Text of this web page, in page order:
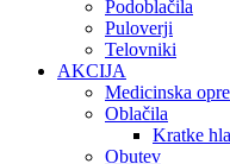
Podoblačila
Puloverji
Telovniki
AKCIJA
Medicinska
Oblačila
Kratke
Obutev